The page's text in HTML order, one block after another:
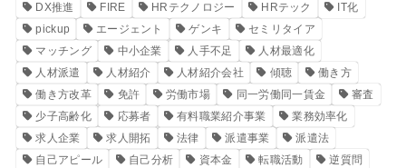
DX推進 FIRE HRテクノロジー HRテック
IT化
pickup
エージェント ゲンキ
セミリタイア
マッチング
中小企業 人手不足
人材最適化
人材派遣
人材紹介 人材紹介会社 傾聴
働き方
働き方改革
免許 労働市場 同一労働同一賃金
審査
少子高齢化
応募者 有料職業紹介事業
業務効率化
求人企業
求人開拓 法律 派遣事業
派遣法
自己アピール
自己分析 資本金 転職活動 逆質問